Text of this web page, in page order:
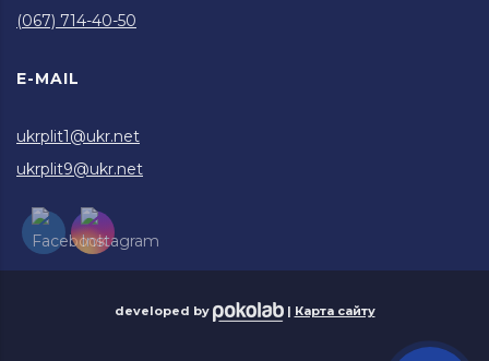
(067) 714-40-50
E-MAIL
ukrplit1@ukr.net
ukrplit9@ukr.net
developed by | Карта сайту